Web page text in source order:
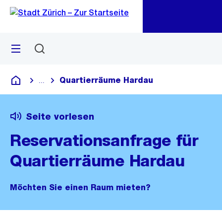
Navigation
Sprunglink
Menü
Deutsch
Blende alle Breadcrumbs ein
Quartierräume Hardau
Seite vorlesen
Reservationsanfrage für
Quartierräume Hardau
Möchten Sie einen Raum mieten?